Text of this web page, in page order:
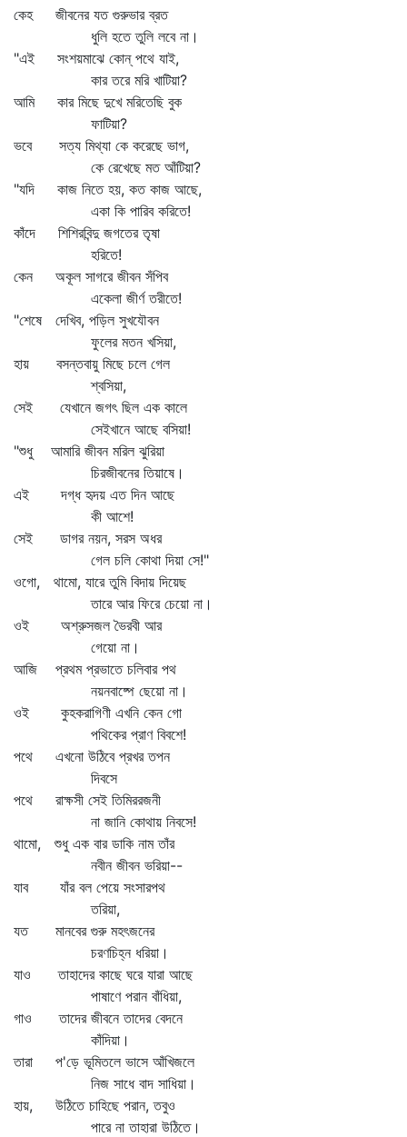
কেহ জীবনের যত গুরুভার ব্রত
ধুলি হতে তুলি লবে না।
"এই সংশয়মাঝে কোন্‌ পথে যাই,
কার তরে মরি খাটিয়া?
আমি কার মিছে দুখে মরিতেছি বুক
ফাটিয়া?
ভবে সত্য মিথ্যা কে করেছে ভাগ,
কে রেখেছে মত আঁটিয়া?
"যদি কাজ নিতে হয়, কত কাজ আছে,
একা কি পারিব করিতে!
কাঁদে শিশিরবিন্দু জগতের তৃষা
হরিতে!
কেন অকূল সাগরে জীবন সঁপিব
একেলা জীর্ণ তরীতে!
"শেষে দেখিব, পড়িল সুখযৌবন
ফুলের মতন খসিয়া,
হায় বসন্তবায়ু মিছে চলে গেল
শ্বসিয়া,
সেই যেখানে জগৎ ছিল এক কালে
সেইখানে আছে বসিয়া!
"শুধু আমারি জীবন মরিল ঝুরিয়া
চিরজীবনের তিয়াষে।
এই দগ্ধ হৃদয় এত দিন আছে
কী আশে!
সেই ডাগর নয়ন, সরস অধর
গেল চলি কোথা দিয়া সে!"
ওগো, থামো, যারে তুমি বিদায় দিয়েছ
তারে আর ফিরে চেয়ো না।
ওই অশ্রুসজল ভৈরবী আর
গেয়ো না।
আজি প্রথম প্রভাতে চলিবার পথ
নয়নবাষ্পে ছেয়ো না।
ওই কুহকরাগিণী এখনি কেন গো
পথিকের প্রাণ বিবশে!
পথে এখনো উঠিবে প্রখর তপন
দিবসে
পথে রাক্ষসী সেই তিমিররজনী
না জানি কোথায় নিবসে!
থামো, শুধু এক বার ডাকি নাম তাঁর
নবীন জীবন ভরিয়া--
যাব যাঁর বল পেয়ে সংসারপথ
তরিয়া,
যত মানবের গুরু মহৎজনের
চরণচিহ্ন ধরিয়া।
যাও তাহাদের কাছে ঘরে যারা আছে
পাষাণে পরান বাঁধিয়া,
গাও তাদের জীবনে তাদের বেদনে
কাঁদিয়া।
তারা প'ড়ে ভূমিতলে ভাসে আঁখিজলে
নিজ সাধে বাদ সাধিয়া।
হায়, উঠিতে চাহিছে পরান, তবুও
পারে না তাহারা উঠিতে।